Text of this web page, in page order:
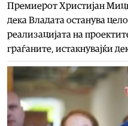
Премиерот Христијан
дека Владата останува
реализацијата на
граѓаните, истакнувајќи